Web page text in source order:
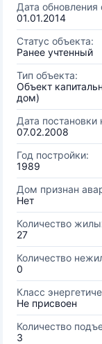
Дата обновления
01.01.2014
Статус объекта:
Ранее учтенный
Тип объекта:
Объект
дом)
Дата постановки
07.02.2008
Год постройки:
1989
Дом признан
Нет
Количество
27
Количество
0
Класс
Не присвоен
Количество
3